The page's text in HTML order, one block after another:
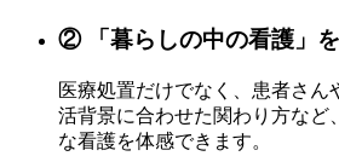
② 「暮らしの中の看護」
医療処置だけでなく、患者さん
活背景に合わせた関わり方など
な看護を体感できます。